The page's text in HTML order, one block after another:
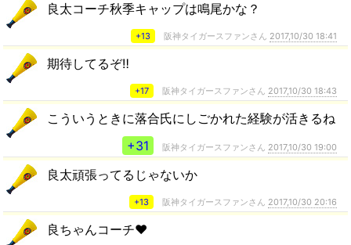
良太コーチ秋季キャップは鳴尾かな？
+13 阪神タイガースファンさん 2017,10/30 18:41
期待してるぞ‼️
+17 阪神タイガースファンさん 2017,10/30 18:43
こういうときに落合氏にしごかれた経験が活きるね
+31
阪神タイガースファンさん 2017,10/30 19:00
良太頑張ってるじゃないか
+13 阪神タイガースファンさん 2017,10/30 20:16
良ちゃんコーチ❤️